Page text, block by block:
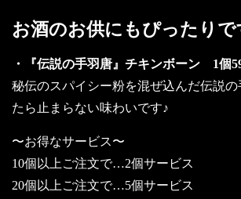
お酒のお供にもぴったりで
・『伝説の手羽唐』チキンボーン 1個
秘伝のスパイシー粉を混ぜ込んだ伝説
たら止まらない味わいです♪
〜お得なサービス〜
10個以上ご注文で…2個サービス
20個以上ご注文で…5個サービス